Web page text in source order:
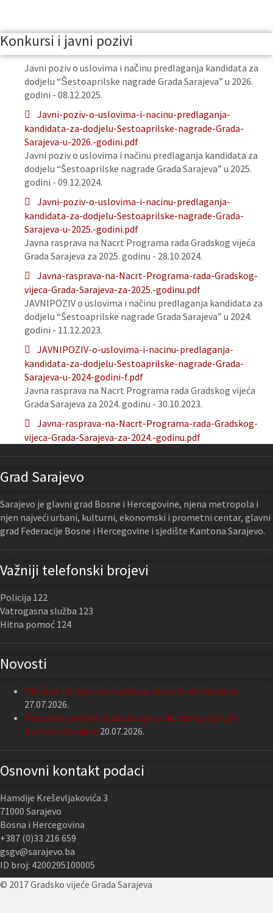
Konkursi i javni pozivi
Javni poziv o uslovima i načinu predlaganja kandidata za
dodjelu “Šestoaprilske nagrade Grada Sarajeva” u 2026.
godini - 08.12.2025.
Javni-poziv-o-uslovima-i-nacinu-predlaganja-
kandidata-za-dodjelu-Sestoaprilske-nagrade-Grada-
Sarajeva-u-2026.-godini.pdf
Javni poziv o uslovima i načinu predlaganja kandidata za
dodjelu “Šestoaprilske nagrade Grada Sarajeva” u 2025.
godini - 09.12.2024.
Javni-poziv-o-uslovima-i-nacinu-predlaganja-
kandidata-za-dodjelu-Sestoaprilske-nagrade-Grada-
Sarajeva-u-2025.-godini.pdf
Javna rasprava na Nacrt Programa rada Gradskog vijeća
Grada Sarajeva za 2025. godinu - 28.10.2024.
Javna-rasprava-na-Nacrt-Programa-rada-Gradskog-
vijeca-Grada-Sarajeva-za-2025.-godinu.pdf
JAVNIPOZIV o uslovima i načinu predlaganja kandidata za
dodjelu “Šestoaprilske nagrade Grada Sarajeva” u 2024.
godini - 11.12.2023.
JAVNIPOZIV-o-uslovima-i-nacinu-predlaganja-
kandidata-za-dodjelu-Sestoaprilske-nagrade-Grada-
Sarajeva-u-2024-godini-f.pdf
Javna rasprava na Nacrt Programa rada Gradskog vijeća
Grada Sarajeva za 2024. godinu - 30.10.2023.
Javna-rasprava-na-Nacrt-Programa-rada-Gradskog-
vijeca-Grada-Sarajeva-za-2024.-godinu.pdf
Grad Sarajevo
Sarajevo je glavni grad Bosne i Hercegovine, njena metropola i
njen najveći urbani, kulturni, ekonomski i prometni centar, glavni
grad Federacije Bosne i Hercegovine i sjedište Kantona Sarajevo.
Važniji telefonski brojevi
Policija 122
Vatrogasna služba 123
Hitna pomoć 124
Novosti
Održana 13. sjednica Gradskog vijeća Grada Sarajeva
27.07.2026.
Nastavak podrške Grada Sarajeva Udruženju slijepih
Kantona Sarajevo 20.07.2026.
Osnovni kontakt podaci
Hamdije Kreševljakovića 3
71000 Sarajevo
Bosna i Hercegovina
+387 (0)33 216 659
gsgv@sarajevo.ba
ID broj: 4200295100005
© 2017 Gradsko vijeće Grada Sarajeva